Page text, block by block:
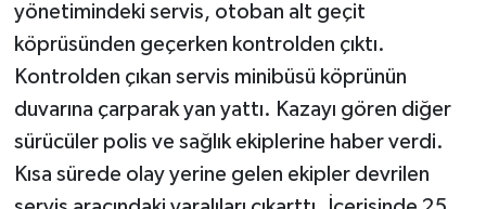
yönetimindeki servis, otoban alt geçit
köprüsünden geçerken kontrolden çıktı.
Kontrolden çıkan servis minibüsü köprünün
duvarına çarparak yan yattı. Kazayı gören diğer
sürücüler polis ve sağlık ekiplerine haber verdi.
Kısa sürede olay yerine gelen ekipler devrilen